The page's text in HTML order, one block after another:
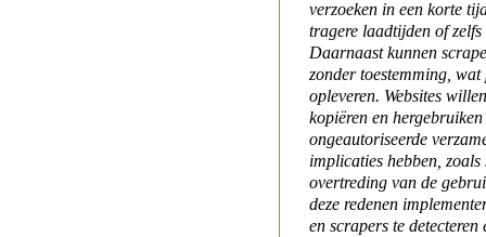
verzoeken in een korte
tragere laadtijden of
Daarnaast kunnen
zonder toestemming,
opleveren. Websites
kopiëren en
ongeautoriseerde
implicaties hebben,
overtreding van de
deze redenen
en scrapers te detecteren